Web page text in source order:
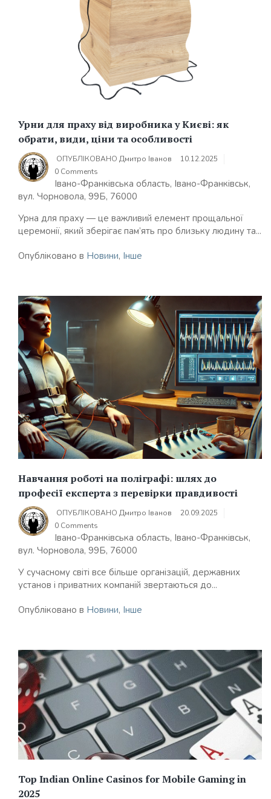
Урни для праху від виробника у Києві: як
обрати, види, ціни та особливості
ОПУБЛІКОВАНО Дмитро Іванов
10.12.2025
0 Comments
Івано-Франківська область, Івано-Франківськ,
вул. Чорновола, 99Б, 76000
Урна для праху — це важливий елемент прощальної
церемонії, який зберігає пам’ять про близьку людину та...
Опубліковано в Новини, Інше
Навчання роботі на поліграфі: шлях до
професії експерта з перевірки правдивості
ОПУБЛІКОВАНО Дмитро Іванов
20.09.2025
0 Comments
Івано-Франківська область, Івано-Франківськ,
вул. Чорновола, 99Б, 76000
У сучасному світі все більше організацій, державних
установ і приватних компаній звертаються до...
Опубліковано в Новини, Інше
Top Indian Online Casinos for Mobile Gaming in
2025